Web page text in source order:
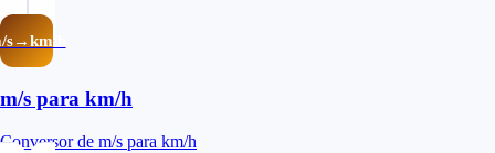
s→km/h
m/s para km/h
Conversor de m/s para km/h